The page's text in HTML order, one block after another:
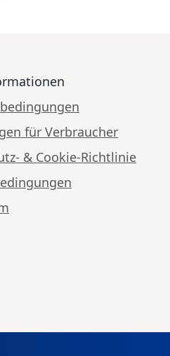
für Verbraucher
& Cookie-Richtlinie